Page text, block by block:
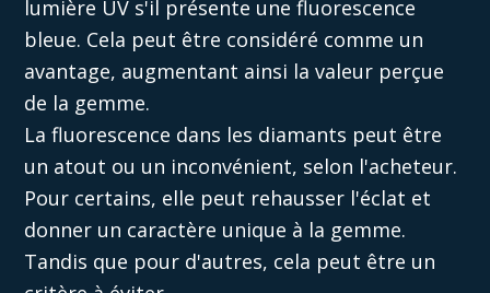
lumière UV s'il présente une fluorescence
bleue. Cela peut être considéré comme un
avantage, augmentant ainsi la valeur perçue
de la gemme.
La fluorescence dans les diamants peut être
un atout ou un inconvénient, selon l'acheteur.
Pour certains, elle peut rehausser l'éclat et
donner un caractère unique à la gemme.
Tandis que pour d'autres, cela peut être un